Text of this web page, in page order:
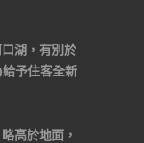
湖，有別於
予住客全新
高於地面，